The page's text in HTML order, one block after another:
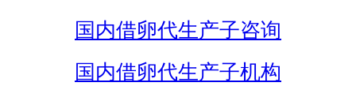
国内借卵代生产子咨询
国内借卵代生产子机构